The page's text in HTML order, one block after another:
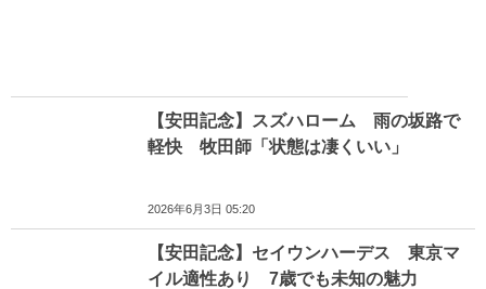
【安田記念】スズハローム 雨の坂路で
軽快 牧田師「状態は凄くいい」
2026年6月3日 05:20
【安田記念】セイウンハーデス 東京マ
イル適性あり 7歳でも未知の魅力